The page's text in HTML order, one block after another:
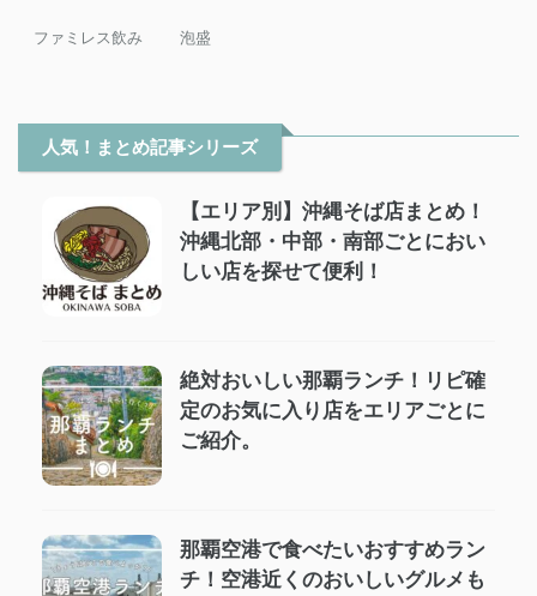
ファミレス飲み 泡盛
人気！まとめ記事シリーズ
【エリア別】沖縄そば店まとめ！
沖縄北部・中部・南部ごとにおい
しい店を探せて便利！
絶対おいしい那覇ランチ！リピ確
定のお気に入り店をエリアごとに
ご紹介。
那覇空港で食べたいおすすめラン
チ！空港近くのおいしいグルメも